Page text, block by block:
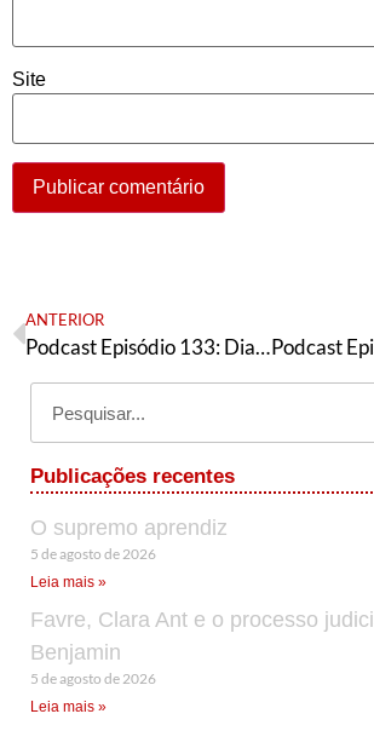
Site
ANTERIOR
Podcast Episódio 133: Dia de eleição na Câmara e no Senado, reunião da Executiva do PT e vaza mais da Lava Jato
Publicações recentes
O supremo aprendiz
5 de agosto de 2026
Leia mais »
Favre, Clara Ant e o processo
Benjamin
5 de agosto de 2026
Leia mais »